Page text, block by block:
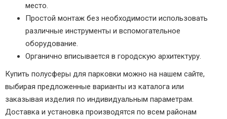
место.
Простой монтаж без необходимости использовать
различные инструменты и вспомогательное
оборудование.
Органично вписывается в городскую архитектуру.
Купить полусферы для парковки можно на нашем сайте,
выбирая предложенные варианты из каталога или
заказывая изделия по индивидуальным параметрам.
Доставка и установка производятся по всем районам